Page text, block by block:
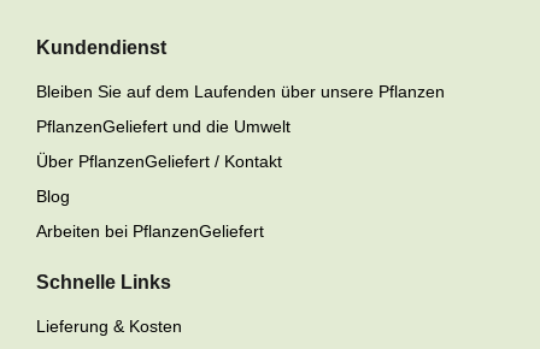
Kundendienst
Bleiben Sie auf dem Laufenden über unsere Pflanzen
PflanzenGeliefert und die Umwelt
Über PflanzenGeliefert / Kontakt
Blog
Arbeiten bei PflanzenGeliefert
Schnelle Links
Lieferung & Kosten